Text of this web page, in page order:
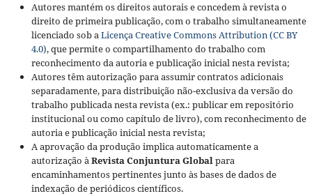
Autores mantém os direitos autorais e concedem à revista o
direito de primeira publicação, com o trabalho simultaneamente
licenciado sob aLicença Creative Commons Attribution (CC BY
4.0), que permite o compartilhamento do trabalho com
reconhecimento da autoria e publicação inicial nesta revista;
Autores têm autorização para assumir contratos adicionais
separadamente, para distribuição não-exclusiva da versão do
trabalho publicada nesta revista (ex.: publicar em repositório
institucional ou como capítulo de livro), com reconhecimento de
autoria e publicação inicial nesta revista;
A aprovação da produção implica automaticamente a
autorização àRevista Conjuntura Globalpara
encaminhamentos pertinentes junto às bases de dados de
indexação de periódicos científicos.